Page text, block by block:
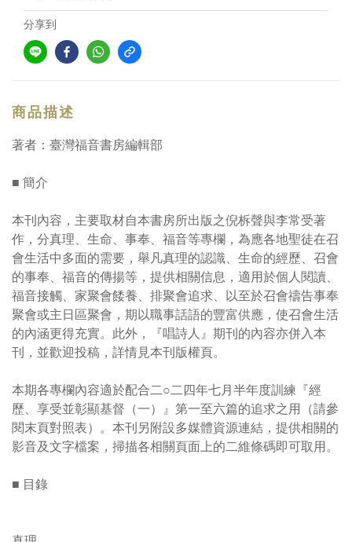
分享到
商品描述
著者：臺灣福音書房編輯部
■ 簡介
本刊內容，主要取材自本書房所出版之倪柝聲與李常受著
作，分真理、生命、事奉、福音等專欄，為應各地聖徒在召
會生活中多面的需要，舉凡真理的認識、生命的經歷、召會
的事奉、福音的傳揚等，提供相關信息，適用於個人閱讀、
福音接觸、家聚會餧養、排聚會追求、以至於召會禱告事奉
聚會或主日區聚會，期以職事話語的豐富供應，使召會生活
的內涵更得充實。此外，『唱詩人』期刊的內容亦併入本
刊，並歡迎投稿，詳情見本刊版權頁。
本期各專欄內容適於配合二○二四年七月半年度訓練『經
歷、享受並彰顯基督（一）』第一至六篇的追求之用（請參
閱末頁對照表）。本刊另附設多媒體資源連結，提供相關的
影音及文字檔案，掃描各相關頁面上的二維條碼即可取用。
■ 目錄